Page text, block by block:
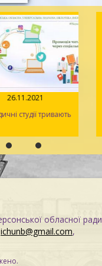
26.11.2021
студії тривають
обласної ради
ichunb@gmail.com,